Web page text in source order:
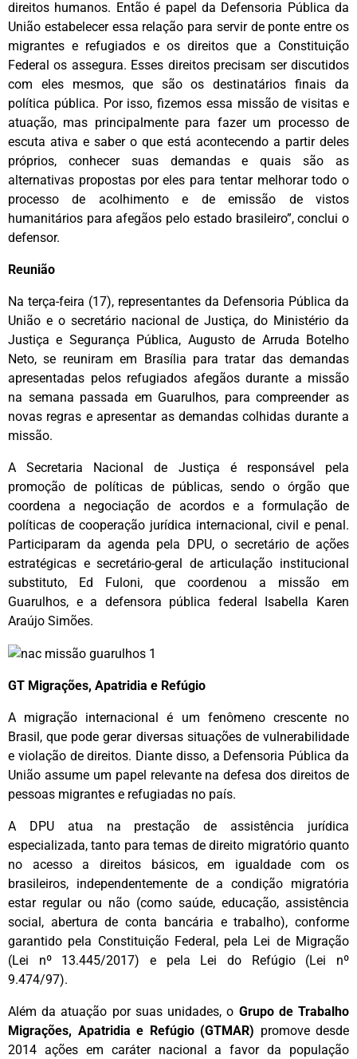
direitos humanos. Então é papel da Defensoria Pública da
União estabelecer essa relação para servir de ponte entre os
migrantes e refugiados e os direitos que a Constituição
Federal os assegura. Esses direitos precisam ser discutidos
com eles mesmos, que são os destinatários finais da
política pública. Por isso, fizemos essa missão de visitas e
atuação, mas principalmente para fazer um processo de
escuta ativa e saber o que está acontecendo a partir deles
próprios, conhecer suas demandas e quais são as
alternativas propostas por eles para tentar melhorar todo o
processo de acolhimento e de emissão de vistos
humanitários para afegãos pelo estado brasileiro”, conclui o
defensor.
Reunião
Na terça-feira (17), representantes da Defensoria Pública da
União e o secretário nacional de Justiça, do Ministério da
Justiça e Segurança Pública, Augusto de Arruda Botelho
Neto, se reuniram em Brasília para tratar das demandas
apresentadas pelos refugiados afegãos durante a missão
na semana passada em Guarulhos, para compreender as
novas regras e apresentar as demandas colhidas durante a
missão.
A Secretaria Nacional de Justiça é responsável pela
promoção de políticas de públicas, sendo o órgão que
coordena a negociação de acordos e a formulação de
políticas de cooperação jurídica internacional, civil e penal.
Participaram da agenda pela DPU, o secretário de ações
estratégicas e secretário-geral de articulação institucional
substituto, Ed Fuloni, que coordenou a missão em
Guarulhos, e a defensora pública federal Isabella Karen
Araújo Simões.
GT Migrações, Apatridia e Refúgio
A migração internacional é um fenômeno crescente no
Brasil, que pode gerar diversas situações de vulnerabilidade
e violação de direitos. Diante disso, a Defensoria Pública da
União assume um papel relevante na defesa dos direitos de
pessoas migrantes e refugiadas no país.
A DPU atua na prestação de assistência jurídica
especializada, tanto para temas de direito migratório quanto
no acesso a direitos básicos, em igualdade com os
brasileiros, independentemente de a condição migratória
estar regular ou não (como saúde, educação, assistência
social, abertura de conta bancária e trabalho), conforme
garantido pela Constituição Federal, pela Lei de Migração
(Lei nº 13.445/2017) e pela Lei do Refúgio (Lei nº
9.474/97).
Além da atuação por suas unidades, o Grupo de Trabalho
Migrações, Apatridia e Refúgio (GTMAR) promove desde
2014 ações em caráter nacional a favor da população